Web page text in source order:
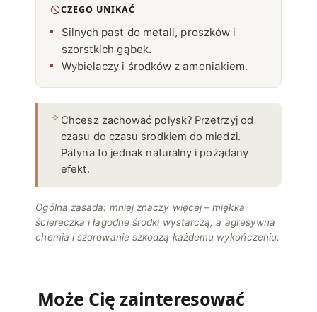
CZEGO UNIKAĆ
Silnych past do metali, proszków i
szorstkich gąbek.
Wybielaczy i środków z amoniakiem.
Chcesz zachować połysk? Przetrzyj od
czasu do czasu środkiem do miedzi.
Patyna to jednak naturalny i pożądany
efekt.
Ogólna zasada: mniej znaczy więcej – miękka
ściereczka i łagodne środki wystarczą, a agresywna
chemia i szorowanie szkodzą każdemu wykończeniu.
Może Cię zainteresować